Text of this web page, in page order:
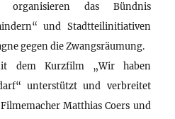
das Bündnis
und Stadtteilinitiativen
gegen die Zwangsräumung.
dem Kurzfilm „Wir haben
unterstützt und verbreitet
Matthias Coers und